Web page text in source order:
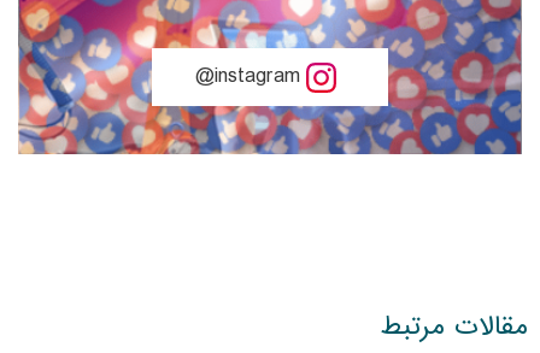
instagram@
مقالات مرتبط